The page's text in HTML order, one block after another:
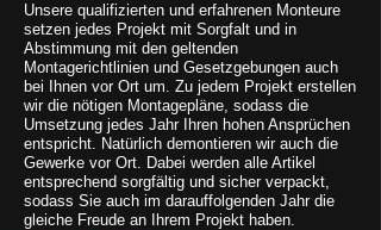
Unsere qualifizierten und erfahrenen Monteure
setzen jedes Projekt mit Sorgfalt und in
Abstimmung mit den geltenden
Montagerichtlinien und Gesetzgebungen auch
bei Ihnen vor Ort um. Zu jedem Projekt erstellen
wir die nötigen Montagepläne, sodass die
Umsetzung jedes Jahr Ihren hohen Ansprüchen
entspricht. Natürlich demontieren wir auch die
Gewerke vor Ort. Dabei werden alle Artikel
entsprechend sorgfältig und sicher verpackt,
sodass Sie auch im darauffolgenden Jahr die
gleiche Freude an Ihrem Projekt haben.